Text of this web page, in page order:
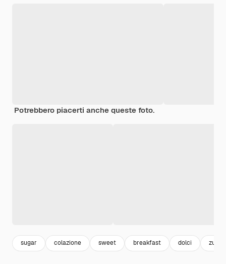
Potrebbero piacerti anche queste foto.
sugar colazione sweet breakfast dolci